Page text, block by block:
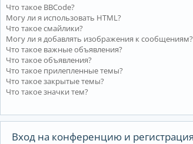
Что такое BBCode?
Могу ли я использовать HTML?
Что такое смайлики?
Могу ли я добавлять изображения к сообщениям?
Что такое важные объявления?
Что такое объявления?
Что такое прилепленные темы?
Что такое закрытые темы?
Что такое значки тем?
Вход на конференцию и регистрация